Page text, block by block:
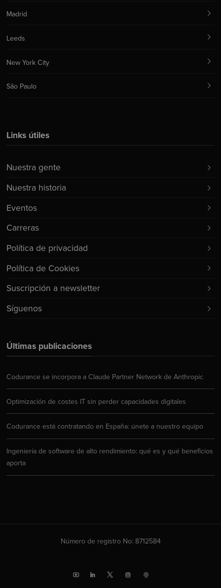
Últimas publicaciones
Codurance se incorpora a Claude Partner Network de Anthropic
Optimización de costes IT sin perder capacidades digitales
Codurance está contratando en España: únete a nuestro equipo
Ingeniería de software de alto rendimiento: qué es y qué beneficios
aporta
Links útiles
Nuestra gente
Nuestra historia
Eventos
Carreras
Política de privacidad
Política de Cookies
Suscripción a newsletter
Síguenos
Madrid
Leeds
New York City
São Paulo
Número de registro No: 8712584